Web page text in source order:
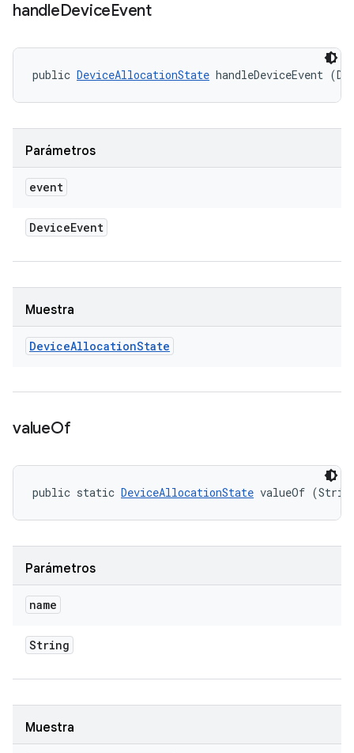
handleDeviceEvent
public DeviceAllocationState handleDeviceEvent
Parámetros
event
DeviceEvent
Muestra
DeviceAllocationState
valueOf
public static DeviceAllocationState valueOf
Parámetros
name
String
Muestra